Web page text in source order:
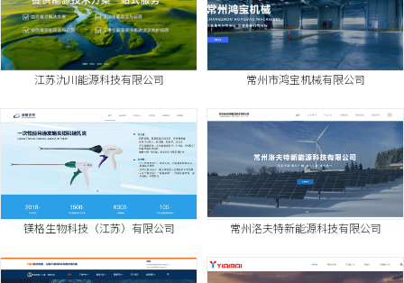
江苏氿川能源科技有限公司 常州市鸿宝机械有限公司
镁格生物科技（江苏）有限公司 常州洛夫特新能源科技有限公司